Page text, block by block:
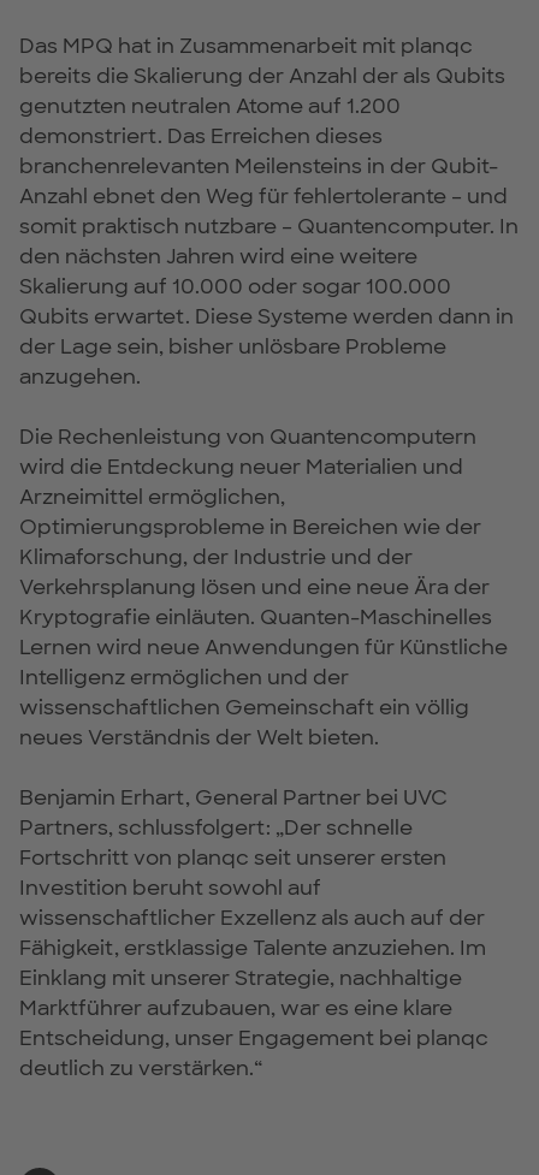
Das MPQ hat in Zusammenarbeit mit planqc
bereits die Skalierung der Anzahl der als Qubits
genutzten neutralen Atome auf 1.200
demonstriert. Das Erreichen dieses
branchenrelevanten Meilensteins in der Qubit-
Anzahl ebnet den Weg für fehlertolerante – und
somit praktisch nutzbare – Quantencomputer. In
den nächsten Jahren wird eine weitere
Skalierung auf 10.000 oder sogar 100.000
Qubits erwartet. Diese Systeme werden dann in
der Lage sein, bisher unlösbare Probleme
anzugehen.
Die Rechenleistung von Quantencomputern
wird die Entdeckung neuer Materialien und
Arzneimittel ermöglichen,
Optimierungsprobleme in Bereichen wie der
Klimaforschung, der Industrie und der
Verkehrsplanung lösen und eine neue Ära der
Kryptografie einläuten. Quanten-Maschinelles
Lernen wird neue Anwendungen für Künstliche
Intelligenz ermöglichen und der
wissenschaftlichen Gemeinschaft ein völlig
neues Verständnis der Welt bieten.
Benjamin Erhart, General Partner bei UVC
Partners, schlussfolgert: „Der schnelle
Fortschritt von planqc seit unserer ersten
Investition beruht sowohl auf
wissenschaftlicher Exzellenz als auch auf der
Fähigkeit, erstklassige Talente anzuziehen. Im
Einklang mit unserer Strategie, nachhaltige
Marktführer aufzubauen, war es eine klare
Entscheidung, unser Engagement bei planqc
deutlich zu verstärken.“